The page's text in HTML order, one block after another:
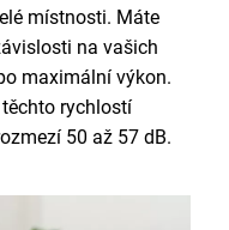
místnosti. Máte
na vašich
maximální výkon.
rychlostí
50 až 57 dB.